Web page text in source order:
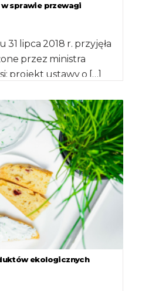
sprawie przewagi
lipca 2018 r. przyjęła
przez ministra
projekt ustawy o […]
ekologicznych